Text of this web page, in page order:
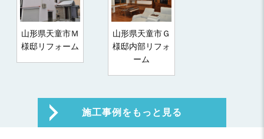
山形県天童市Ｍ
様邸リフォーム
山形県天童市Ｇ
様邸内部リフォ
ーム
施工事例をもっと見る